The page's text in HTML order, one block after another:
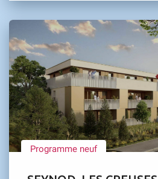
Programme neuf